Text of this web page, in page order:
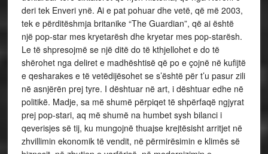
deri tek Enveri ynë. Ai e pat pohuar dhe vetë, që më 2003,
tek e përditëshmja britanike “The Guardian”, që ai është
një pop-star mes kryetarësh dhe kryetar mes pop-starësh.
Le të shpresojmë se një ditë do të kthjellohet e do të
shërohet nga deliret e madhështisë që po e çojnë në kufijtë
e qesharakes e të vetëdijësohet se s’është për t’u pasur zili
në asnjërën prej tyre. I dështuar në art, i dështuar edhe në
politikë. Madje, sa më shumë përpiqet të shpërfaqë ngjyrat
prej pop-stari, aq më shumë na humbet sysh bilanci i
qeverisjes së tij, ku mungojnë thuajse krejtësisht arritjet në
zhvillimin ekonomik të vendit, në përmirësimin e klimës së